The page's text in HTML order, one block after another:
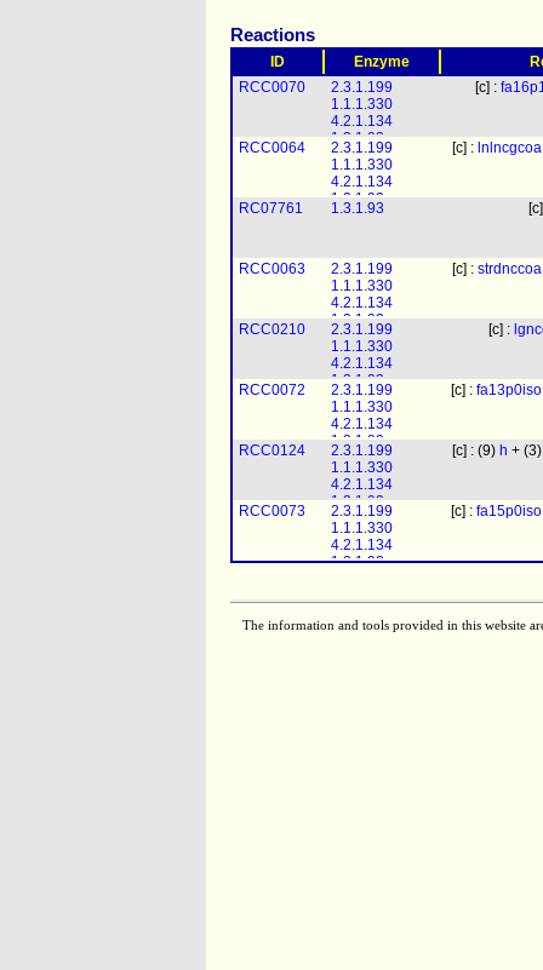
Reactions
ID Enzyme
RCC0070
2.3.1.199
1.1.1.330
4.2.1.134
1.3.1.93
[c] :
RCC0064
2.3.1.199
1.1.1.330
4.2.1.134
1.3.1.93
[c] : lnlncgcoa
RC07761 1.3.1.93
RCC0063
2.3.1.199
1.1.1.330
4.2.1.134
1.3.1.93
[c] : strdnccoa
RCC0210
2.3.1.199
1.1.1.330
4.2.1.134
1.3.1.93
[c] :
RCC0072
2.3.1.199
1.1.1.330
4.2.1.134
1.3.1.93
[c] : fa13p0iso
RCC0124
2.3.1.199
1.1.1.330
4.2.1.134
1.3.1.93
[c] : (9) h +
RCC0073
2.3.1.199
1.1.1.330
4.2.1.134
1.3.1.93
[c] : fa15p0iso
The information and tools provided in this website